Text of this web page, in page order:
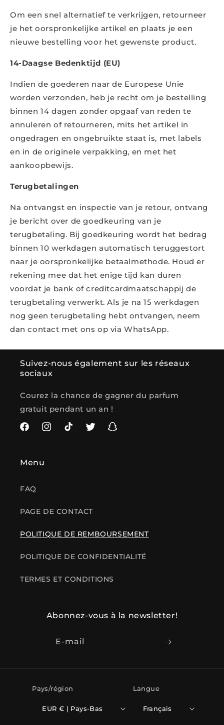
Om een snel alternatief te verkrijgen, retourneer
je het oorspronkelijke artikel en plaats je een
nieuwe bestelling voor het gewenste product.
14-Daagse Bedenktijd (EU)
Indien de goederen naar de Europese Unie
worden verzonden, heb je recht om je bestelling
binnen 14 dagen zonder opgaaf van reden te
annuleren of retourneren, mits het artikel in
ongedragen en ongebruikte staat is, met labels
en in de originele verpakking, en met het
aankoopbewijs.
Terugbetalingen
Na ontvangst en inspectie van je retour, ontvang
je bericht over de goedkeuring van je
terugbetaling. Bij goedkeuring wordt het bedrag
binnen 10 werkdagen automatisch teruggestort
naar je oorspronkelijke betaalmethode. Houd er
rekening mee dat het enige tijd kan duren
voordat je bank of creditcardmaatschappij de
terugbetaling verwerkt. Als je na 15 werkdagen
nog geen terugbetaling hebt ontvangen, neem
dan contact met ons op via WhatsApp.
Suivez-nous également sur les réseaux
sociaux
Courez la chance de gagner du parfum
gratuit pendant un an !
FacebookInstagramTikTokTwitterSnapchat
Menu
FAQ
PAGE DE CONTACT
POLITIQUE DE REMBOURSEMENT
POLITIQUE DE CONFIDENTIALITÉ
TERMES ET CONDITIONS
Abonnez-vous à la newsletter!
E-mail
Pays/région
EUR € | Pays-Bas
Langue
Français